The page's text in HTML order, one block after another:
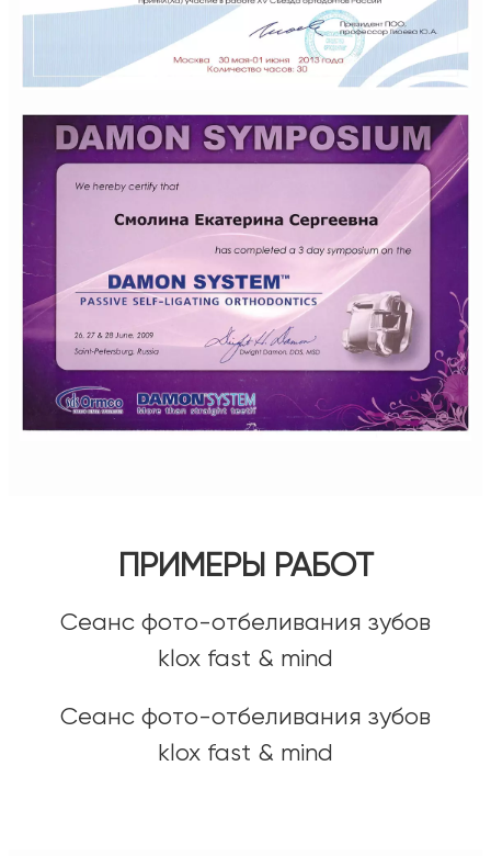
ПРИМЕРЫ РАБОТ
Сеанс фото-отбеливания зубов
klox fast & mind
Сеанс фото-отбеливания зубов
klox fast & mind